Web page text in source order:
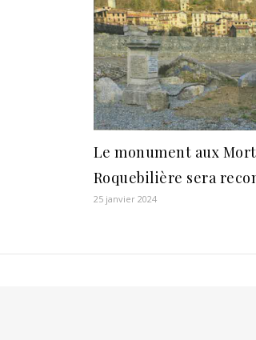
Le monument aux
Roquebilière sera
25 janvier 2024